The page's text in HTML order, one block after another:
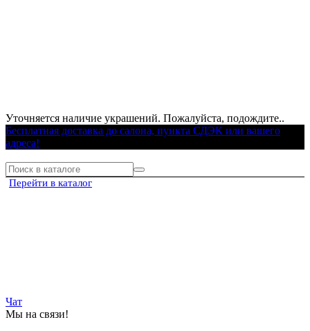
Уточняется наличие украшений. Пожалуйста, подождите..
Бесплатная доставка до салона, пункта СДЭК или вашего
адреса!
Перейти в каталог
Чат
Мы на связи!